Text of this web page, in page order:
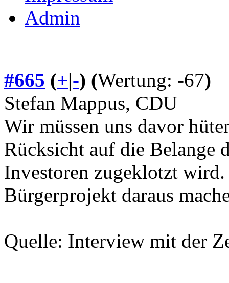
Admin
#665 (+|-) (Wertung: -67)
Stefan Mappus, CDU
Wir müssen uns davor
Rücksicht auf die Belange
Investoren zugeklotzt
Bürgerprojekt daraus
Quelle: Interview mit der